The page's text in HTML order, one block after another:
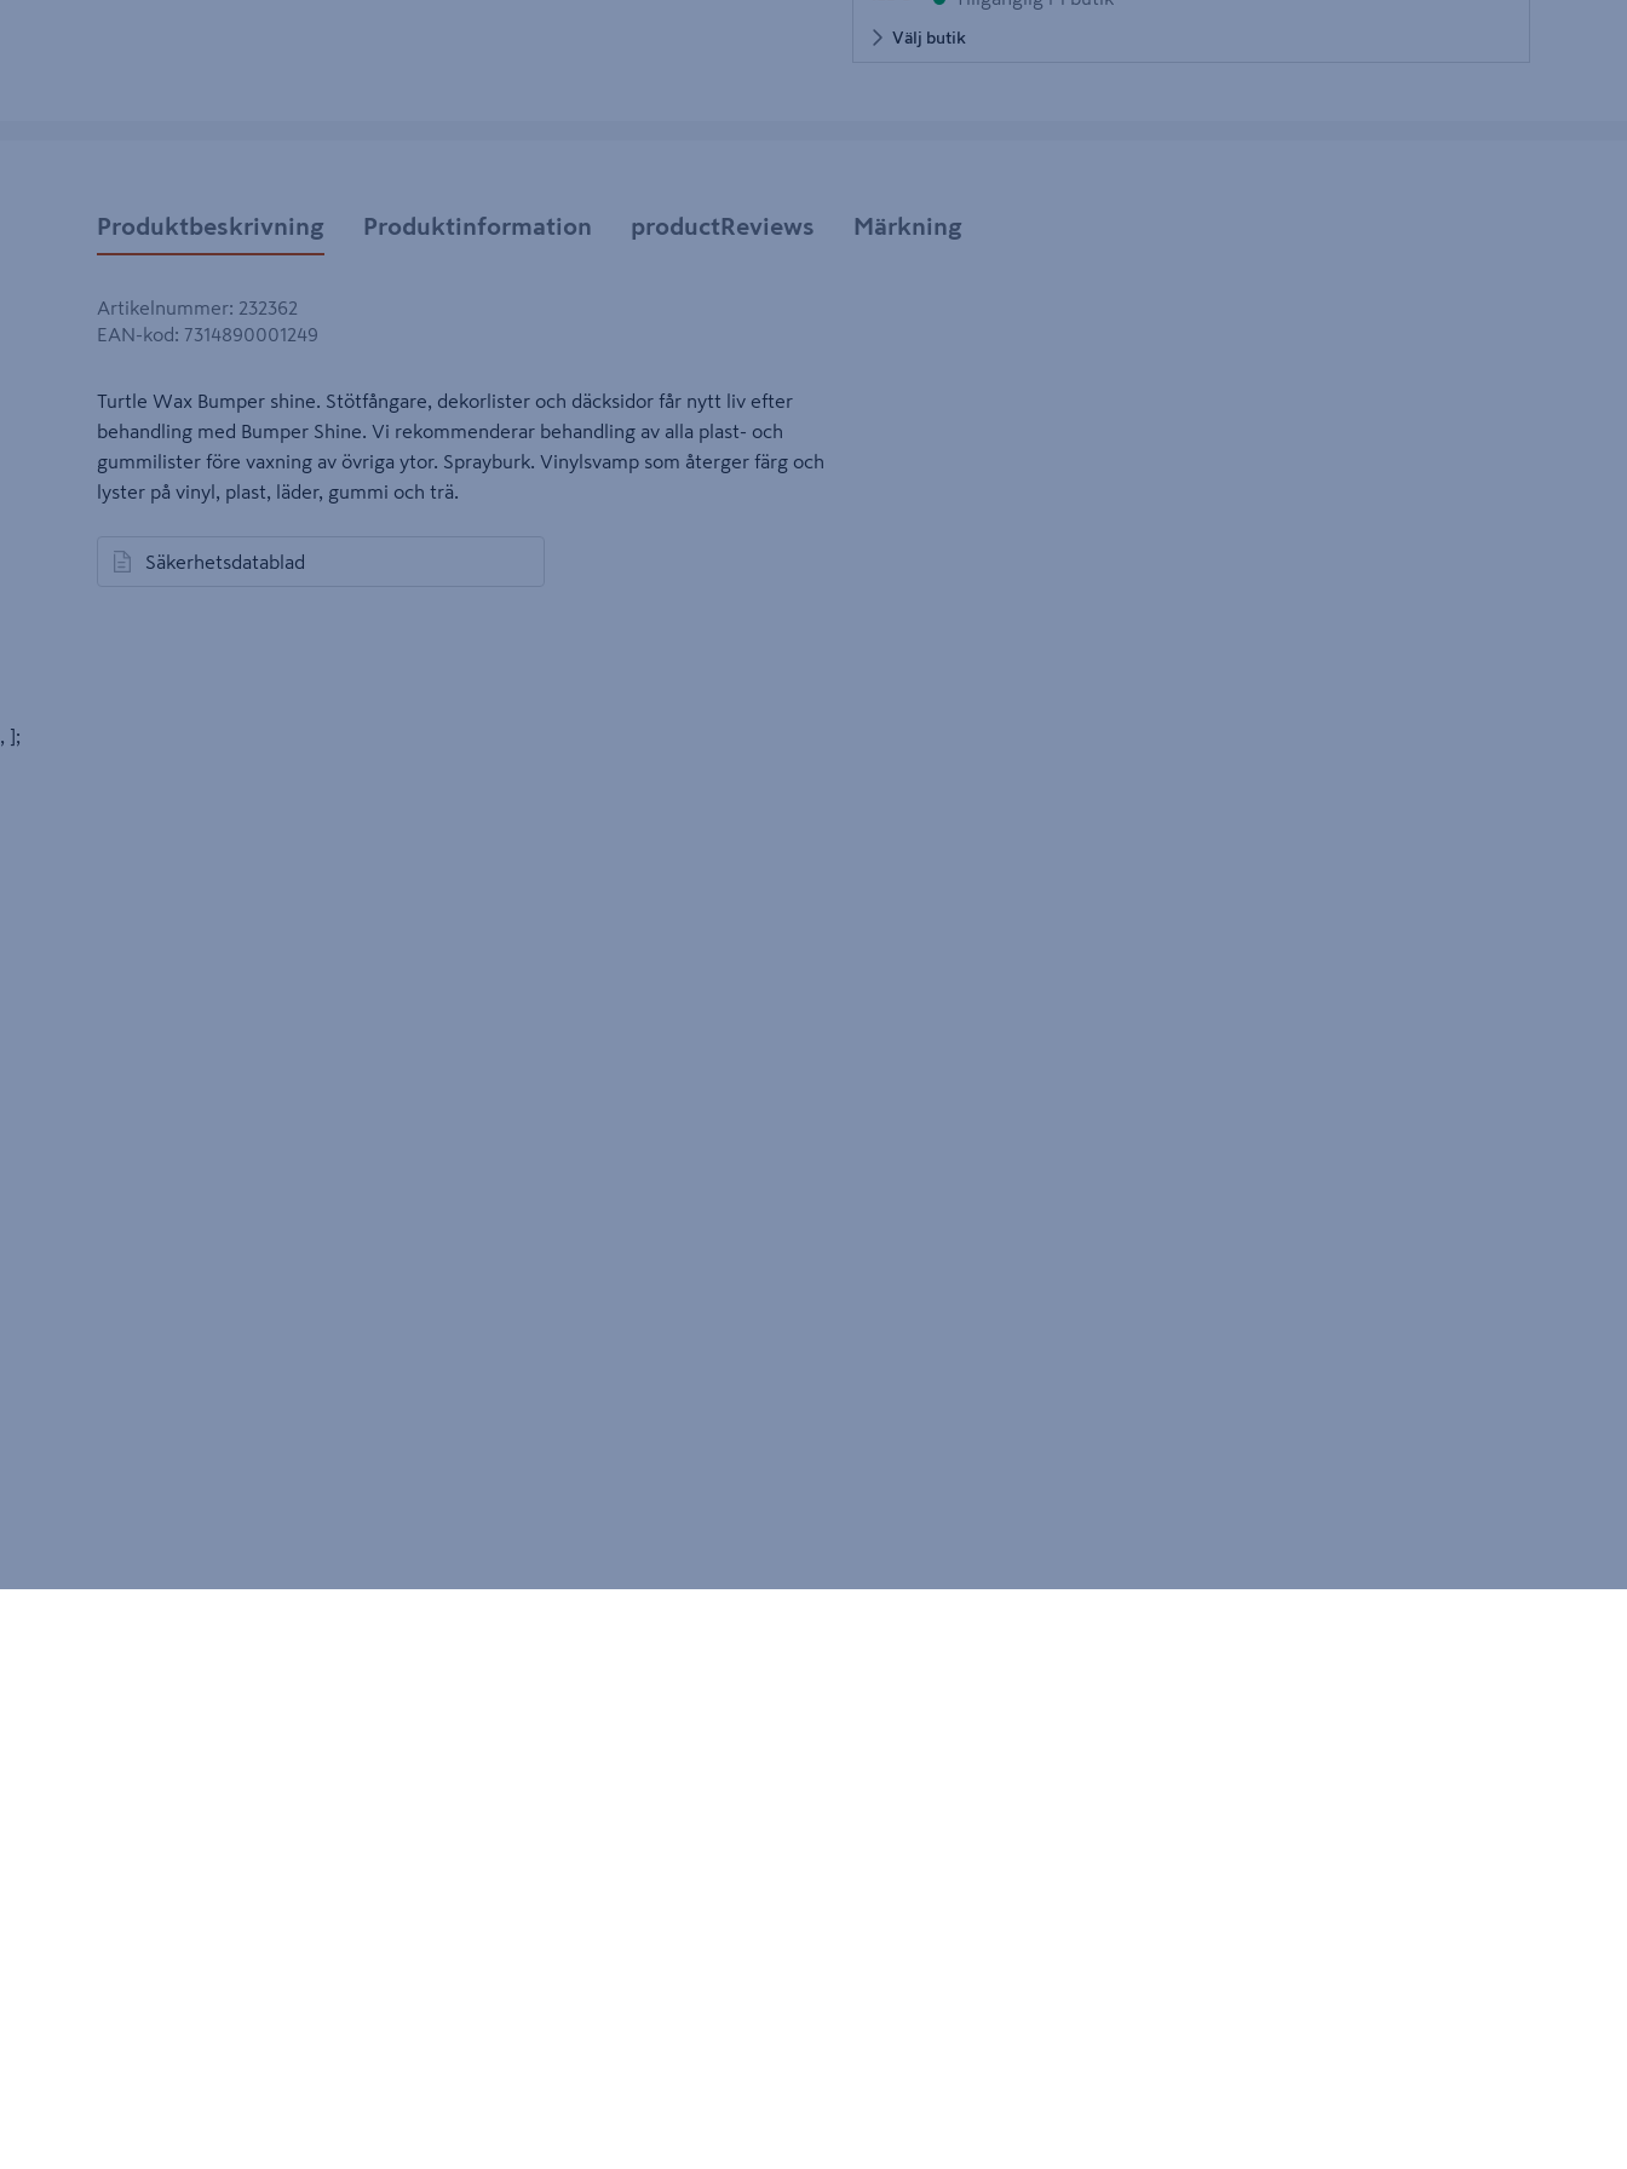
Välj butik
Produktbeskrivning Produktinformation productReviews Märkning
Artikelnummer: 232362
EAN-kod: 7314890001249
Turtle Wax Bumper shine. Stötfångare, dekorlister och däcksidor får nytt liv efter
behandling med Bumper Shine. Vi rekommenderar behandling av alla plast- och
gummilister före vaxning av övriga ytor. Sprayburk. Vinylsvamp som återger färg och
lyster på vinyl, plast, läder, gummi och trä.
Säkerhetsdatablad
öppnas i en ny flik
, ];